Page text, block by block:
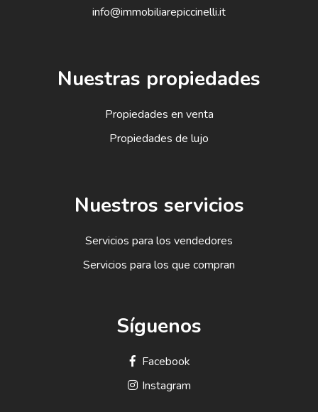
info@immobiliarepiccinelli.it
Nuestras propiedades
Propiedades en venta
Propiedades de lujo
Nuestros servicios
Servicios para los vendedores
Servicios para los que compran
Síguenos
Facebook
Instagram